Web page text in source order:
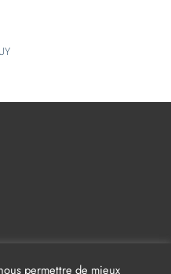
permettre de mieux